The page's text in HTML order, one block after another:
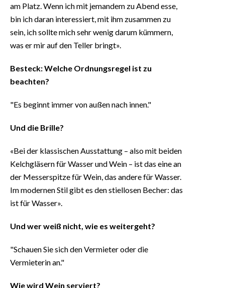
am Platz. Wenn ich mit jemandem zu Abend esse,
bin ich daran interessiert, mit ihm zusammen zu
sein, ich sollte mich sehr wenig darum kümmern,
was er mir auf den Teller bringt».
Besteck: Welche Ordnungsregel ist zu
beachten?
"Es beginnt immer von außen nach innen."
Und die Brille?
«Bei der klassischen Ausstattung – also mit beiden
Kelchgläsern für Wasser und Wein – ist das eine an
der Messerspitze für Wein, das andere für Wasser.
Im modernen Stil gibt es den stiellosen Becher: das
ist für Wasser».
Und wer weiß nicht, wie es weitergeht?
"Schauen Sie sich den Vermieter oder die
Vermieterin an."
Wie wird Wein serviert?